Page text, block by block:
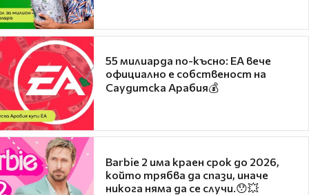
55 милиарда по-късно: EA вече
официално е собственост на
Саудитска Арабия💰
Barbie 2 има краен срок до 2026,
който трябва да спази, иначе
никога няма да се случи.😯💥